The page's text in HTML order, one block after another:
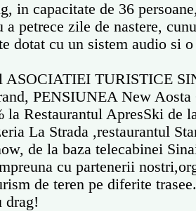
in capacitate de 36
a petrece zile de nastere,
dotat cu un sistem audio si
ASOCIATIEI TURISTICE
PENSIUNEA New
la Restaurantul ApresSki de
La Strada ,restaurantul
de la baza telecabinei
cu partenerii
de teren pe diferite trasee.
drag!